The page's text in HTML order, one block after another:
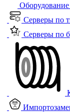
Оборудование
Серверы по
Серверы по